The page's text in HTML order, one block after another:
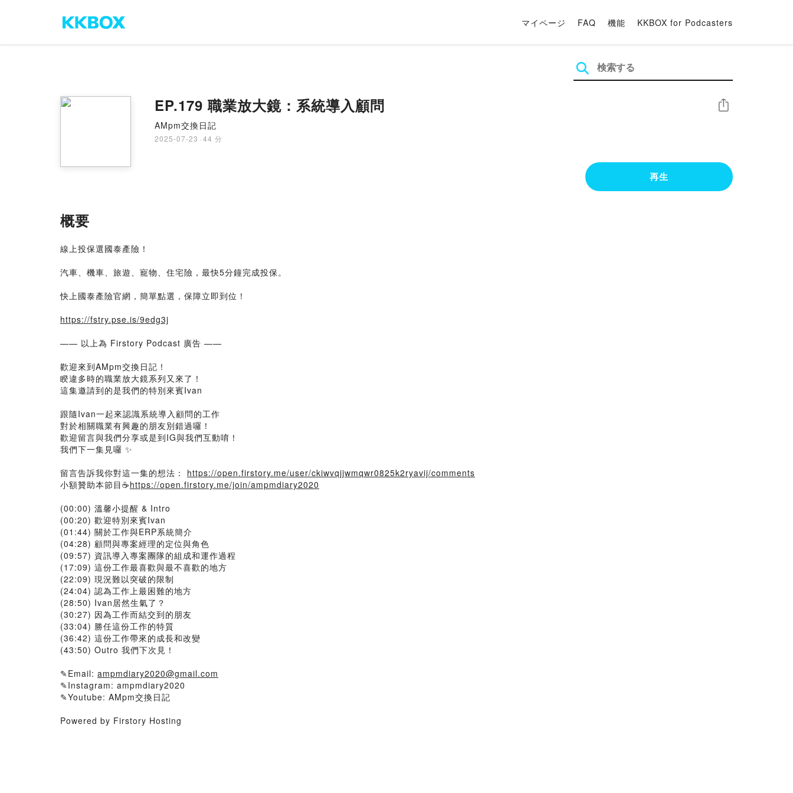
マイページ FAQ 機能 KKBOX for Podcasters
EP.179 職業放大鏡：系統導入顧問
AMpm交換日記
2025-07-23 · 44 分
シェア
再生
概要
線上投保選國泰產險！
汽車、機車、旅遊、寵物、住宅險，最快5分鐘完成投保。
快上國泰產險官網，簡單點選，保障立即到位！
https://fstry.pse.is/9edg3j
—— 以上為 Firstory Podcast 廣告 ——
歡迎來到AMpm交換日記！
睽違多時的職業放大鏡系列又來了！
這集邀請到的是我們的特別來賓Ivan
跟隨Ivan一起來認識系統導入顧問的工作
對於相關職業有興趣的朋友別錯過囉！
歡迎留言與我們分享或是到IG與我們互動唷！
我們下一集見囉 ✨
留言告訴我你對這一集的想法： https://open.firstory.me/user/ckiwvqjjwmqwr0825k2ryavij/comments
小額贊助本節目☕️https://open.firstory.me/join/ampmdiary2020
(00:00) 溫馨小提醒 & Intro
(00:20) 歡迎特別來賓Ivan
(01:44) 關於工作與ERP系統簡介
(04:28) 顧問與專案經理的定位與角色
(09:57) 資訊導入專案團隊的組成和運作過程
(17:09) 這份工作最喜歡與最不喜歡的地方
(22:09) 現況難以突破的限制
(24:04) 認為工作上最困難的地方
(28:50) Ivan居然生氣了？
(30:27) 因為工作而結交到的朋友
(33:04) 勝任這份工作的特質
(36:42) 這份工作帶來的成長和改變
(43:50) Outro 我們下次見！
✎Email: ampmdiary2020@gmail.com
✎Instagram: ampmdiary2020
✎Youtube: AMpm交換日記
Powered by Firstory Hosting